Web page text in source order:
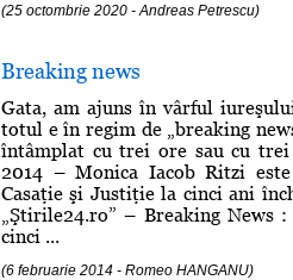
(25 octombrie 2020 - Andreas Petrescu)
Breaking news
Gata, am ajuns în vârful
totul e în regim de „breaking
întâmplat cu trei ore sau cu
2014 – Monica Iacob Ritzi
Casaţie şi Justiţie la cinci ani
„Ştirile24.ro” – Breaking News
cinci ...
(6 februarie 2014 - Romeo HANGANU)